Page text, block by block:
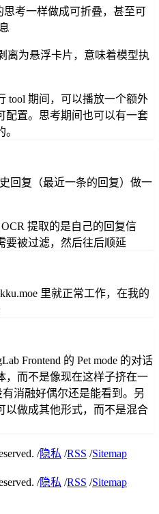
思考一样做成可折叠，甚至可
离为悬浮卡片，意味着模型执
tool 期间，可以播放一个额外
配置。思考期间也可以有一套
回复（最近一条的回复）做一
提取的是自己的回复信
要被过滤，然后往后顺延
里就正常工作，在我的
Frontend 的 Pet mode 的对话
，而不是像现在这样子挤在一
消融好偶尔还是能看到。另
以做成其他形式，而不是混合
/隐私 /RSS /Sitemap
/隐私 /RSS /Sitemap